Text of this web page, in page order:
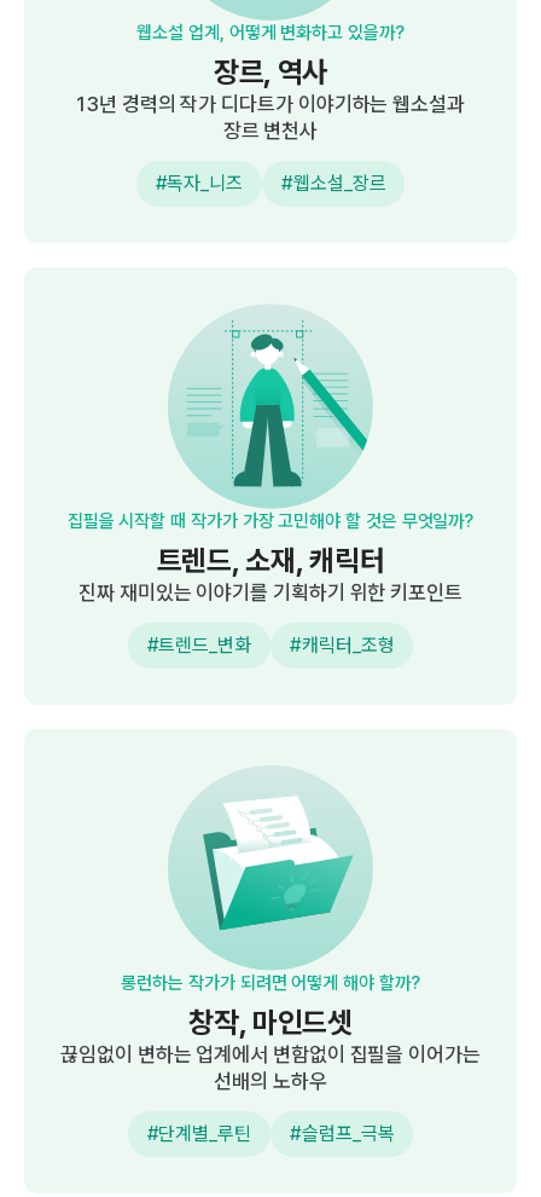
웹소설 업계, 어떻게 변화하고 있을까?
장르, 역사
13년 경력의 작가 디다트가 이야기하는 웹소설과
장르 변천사
#독자_니즈 #웹소설_장르
집필을 시작할 때 작가가 가장 고민해야 할 것은 무엇일까?
트렌드, 소재, 캐릭터
진짜 재미있는 이야기를 기획하기 위한 키포인트
#트렌드_변화 #캐릭터_조형
롱런하는 작가가 되려면 어떻게 해야 할까?
창작, 마인드셋
끊임없이 변하는 업계에서 변함없이 집필을 이어가는
선배의 노하우
#단계별_루틴 #슬럼프_극복